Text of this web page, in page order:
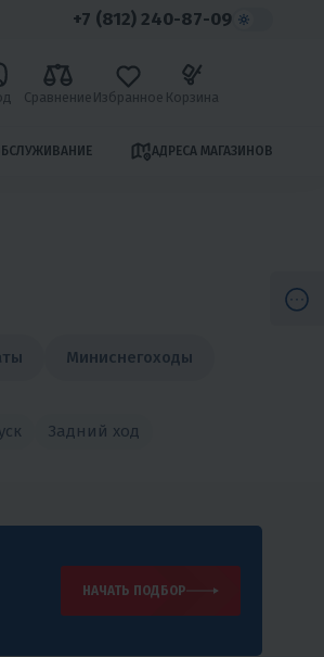
+7 (812) 240-87-09
Сравнение Избранное Корзина
АДРЕСА МАГАЗИНОВ
Миниснегоходы
Задний ход
НАЧАТЬ ПОДБОР